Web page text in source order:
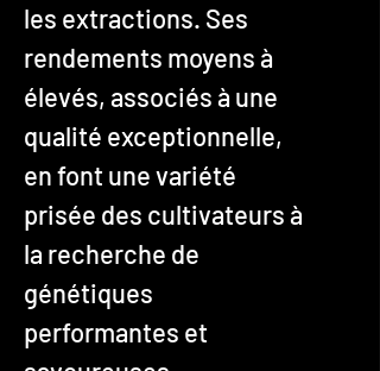
les extractions. Ses
rendements moyens à
élevés, associés à une
qualité exceptionnelle,
en font une variété
prisée des cultivateurs à
la recherche de
génétiques
performantes et